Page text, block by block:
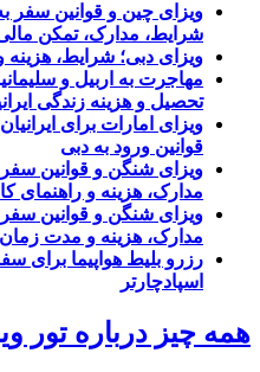
شرایط، مدارک، تمکن مالی
ویزای دبی؛ شرایط،
مهاجرت به اربیل و
تحصیل و هزینه زندگی ایرانیان
قوانین ورود به دبی
ویزای شنگن و قوانین سفر
مدارک، هزینه و راهنمای کامل
ویزای شنگن و قوانین سفر
مدارک، هزینه و مدت
رزرو بلیط هواپیما برای
اسپادچارتر
همه چیز درباره تور